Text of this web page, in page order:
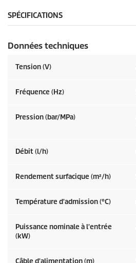
SPÉCIFICATIONS
Données techniques
Tension (V)
Fréquence (Hz)
Pression (bar/MPa)
Débit (l/h)
Rendement surfacique (m²/h)
Température d'admission (°C)
Puissance nominale à l'entrée
(kW)